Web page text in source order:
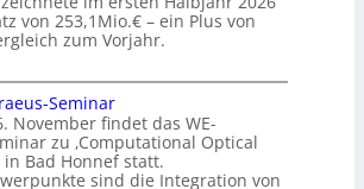
von 253,1Mio.€ – ein Plus von
zum Vorjahr.
Seminar
November findet das WE-
zu ‚Computational Optical
in Bad Honnef statt.
sind die Integration von